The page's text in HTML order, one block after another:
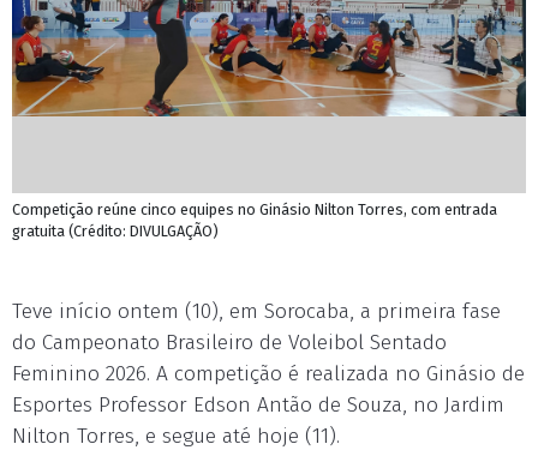
Competição reúne cinco equipes no Ginásio Nilton Torres, com entrada
gratuita (Crédito: DIVULGAÇÃO)
Teve início ontem (10), em Sorocaba, a primeira fase
do Campeonato Brasileiro de Voleibol Sentado
Feminino 2026. A competição é realizada no Ginásio de
Esportes Professor Edson Antão de Souza, no Jardim
Nilton Torres, e segue até hoje (11).